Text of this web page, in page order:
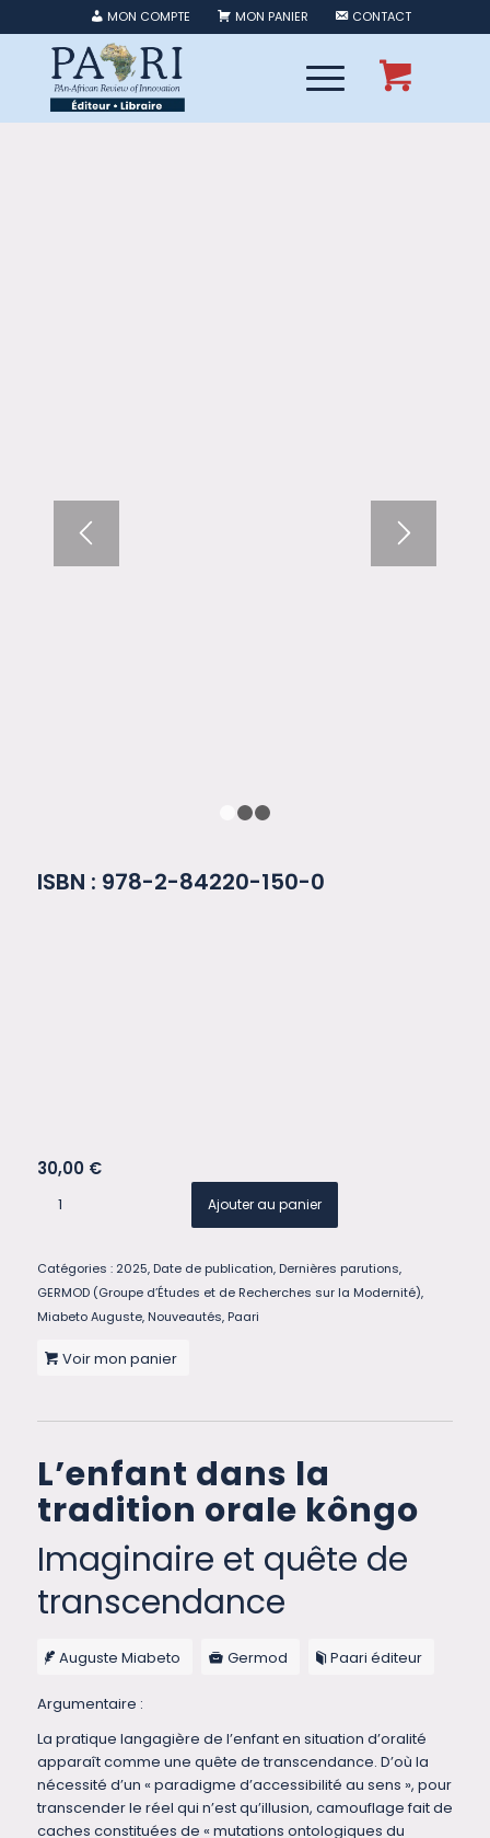
MON COMPTE MON PANIER CONTACT
ISBN : 978-2-84220-150-0
30,00 €
Ajouter au panier
Catégories : 2025, Date de publication, Dernières parutions,
GERMOD (Groupe d’Études et de Recherches sur la Modernité),
Miabeto Auguste, Nouveautés, Paari
Voir mon panier
L’enfant dans la
tradition orale kôngo
Imaginaire et quête de
transcendance
Auguste Miabeto Germod Paari éditeur
Argumentaire :
La pratique langagière de l’enfant en situation d’oralité
apparaît comme une quête de transcendance. D’où la
nécessité d’un « paradigme d’accessibilité au sens », pour
transcender le réel qui n’est qu’illusion, camouflage fait de
caches constituées de « mutations ontologiques du